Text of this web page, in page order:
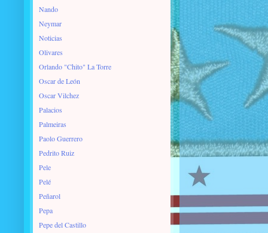
Nando
Neymar
Noticias
Olivares
Orlando "Chito" La Torre
Oscar de León
Oscar Vilchez
Palacios
Palmeiras
Paolo Guerrero
Pedrito Ruiz
Pele
Pelé
Peñarol
Pepa
Pepe del Castillo